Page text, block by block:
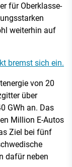
für Oberklasse-
weiterhin auf
bremst sich ein.
von 20
über
GWh an. Das
Million E-Autos
Ziel bei fünf
dafür neben